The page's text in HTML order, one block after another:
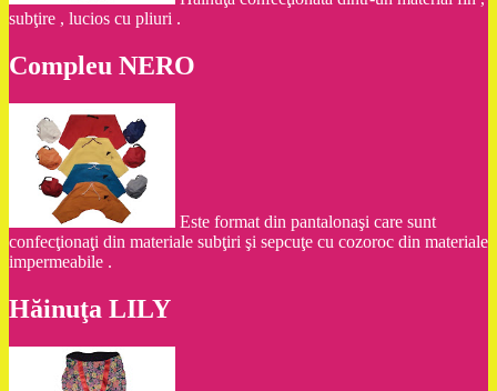
subţire , lucios cu pliuri .
Compleu NERO
Este format din pantalonaşi care sunt
confecţionaţi din materiale subţiri şi sepcuţe cu cozoroc din materiale
impermeabile .
Hăinuţa LILY